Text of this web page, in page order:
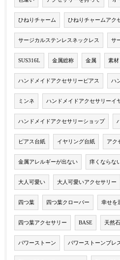
ひねりチャーム ひねりチャームアク
サージカルステンレスネックレス サ
SUS316L 金属総称 金属 素材
ハンドメイドアクセサリーピアス ハ
ミンネ ハンドメイドアクセサリーイ
ハンドメイドアクセサリーショップ
ピアス台紙 イヤリング台紙 アク
金属アレルギーが出ない 痒くならな
大人可愛い 大人可愛いアクセサリー
四つ葉 四つ葉クローバー 幸せを
四つ葉アクセサリー BASE 天然
パワーストーン パワーストーンブレ